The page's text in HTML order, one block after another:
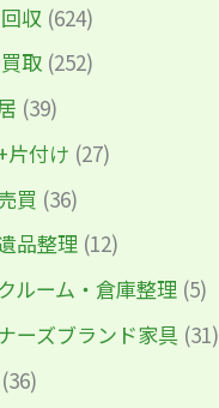
収 (624)
取 (252)
(39)
片付け (27)
買 (36)
品整理 (12)
ルーム・倉庫整理 (5)
ーズブランド家具 (31)
(36)